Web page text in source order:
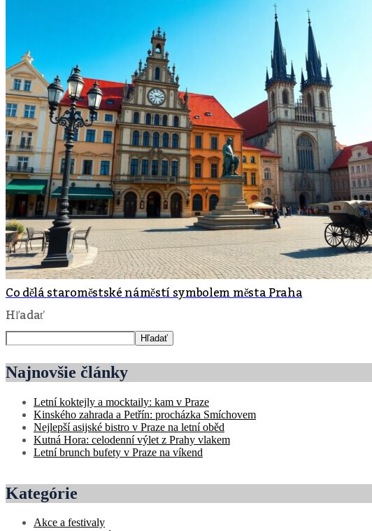
Co dělá staroměstské náměstí symbolem města Praha
Hľadať
Hľadať
Najnovšie články
Letní koktejly a mocktaily: kam v Praze
Kinského zahrada a Petřín: procházka Smíchovem
Nejlepší asijské bistro v Praze na letní oběd
Kutná Hora: celodenní výlet z Prahy vlakem
Letní brunch bufety v Praze na víkend
Kategórie
Akce a festivaly